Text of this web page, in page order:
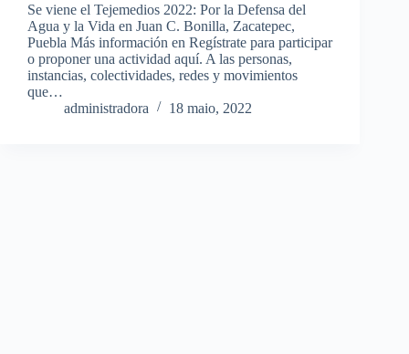
Se viene el Tejemedios 2022: Por la Defensa del
Agua y la Vida en Juan C. Bonilla, Zacatepec,
Puebla Más información en Regístrate para participar
o proponer una actividad aquí. A las personas,
instancias, colectividades, redes y movimientos
que…
administradora
18 maio, 2022